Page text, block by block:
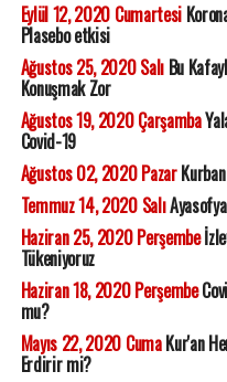
Eylül 12, 2020 Cumartesi
Plasebo etkisi
Ağustos 25, 2020 SalıBu
Konuşmak Zor
Ağustos 19, 2020 Çarşamba
Covid-19
Ağustos 02, 2020 Pazar
Temmuz 14, 2020 Salı
Haziran 25, 2020 Perşembe
Tükeniyoruz
Haziran 18, 2020 Perşembe
mu?
Mayıs 22, 2020 CumaKur'an
Erdirir mi?